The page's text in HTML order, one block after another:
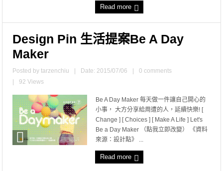
Read more
Design Pin 生活提案Be A Day
Maker
Posted bytarzenchiu Date: 2015/07/06
0 comments
92 Views
Be A Day Maker 每天做一件讓自己開心的
小事， 大方分享給周遭的人，延續快樂! [
Change ] [ Choices ] [ Make A Life ] Let's
Be a Day Maker （點我立即改變） 《資料
來源：設計點》 ...
Read more